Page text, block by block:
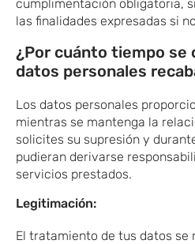
cumplimentación obligatoria,
las finalidades expresadas si
¿Por cuánto tiempo se
datos personales
Los datos personales
mientras se mantenga la
solicites su supresión y
pudieran derivarse
servicios prestados.
Legitimación:
El tratamiento de tus datos se